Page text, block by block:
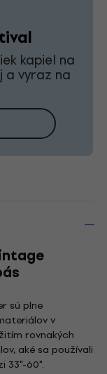
kapiel na
a vyraz na
sú plne
v
rovnakých
aké sa používali
33"-60".